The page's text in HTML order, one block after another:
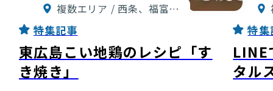
複数エリア / 西条、福富…
特集記事
東広島こい地鶏のレシピ「す
き焼き」
特集
LINE
タル